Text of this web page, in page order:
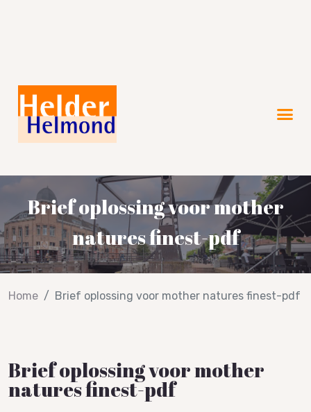
Brief oplossing voor mother
natures finest-pdf
Home Brief oplossing voor mother natures finest-pdf
Brief oplossing voor mother
natures finest-pdf